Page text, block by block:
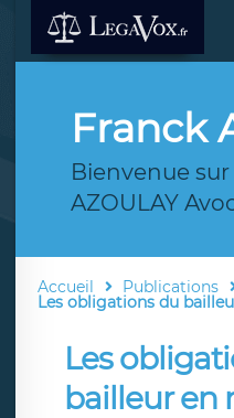
Franck
Bienvenue
AZOULAY
Accueil Publications
Les obligations du
Les
bailleur en